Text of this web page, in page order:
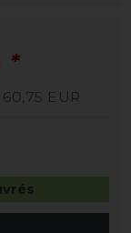
*
EUR